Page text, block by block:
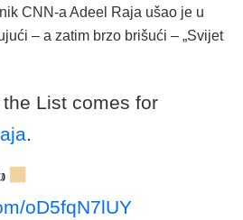
CNN-a Adeel Raja ušao je u
– a zatim brzo brišući – „Svijet
List comes for
.
oD5fqN7lUY